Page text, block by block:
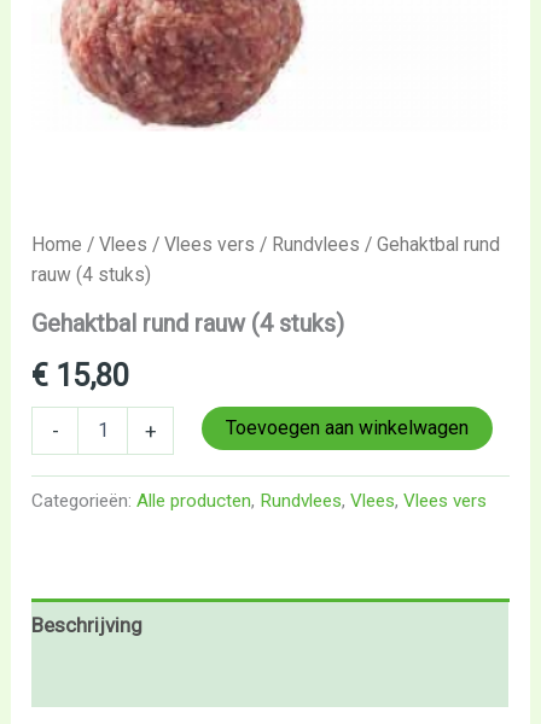
Home /Vlees /Vlees vers / Rundvlees / Gehaktbal rund
rauw (4 stuks)
Gehaktbal rund rauw (4 stuks)
€ 15,80
- + Toevoegen aan winkelwagen
Categorieën:Alle producten, Rundvlees,Vlees,Vlees vers
Beschrijving